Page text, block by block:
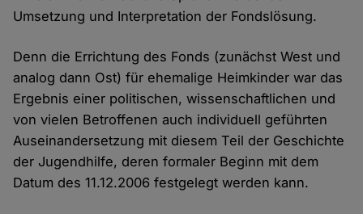
Umsetzung und Interpretation der Fondslösung.
Denn die Errichtung des Fonds (zunächst West und
analog dann Ost) für ehemalige Heimkinder war das
Ergebnis einer politischen, wissenschaftlichen und
von vielen Betroffenen auch individuell geführten
Auseinandersetzung mit diesem Teil der Geschichte
der Jugendhilfe, deren formaler Beginn mit dem
Datum des 11.12.2006 festgelegt werden kann.